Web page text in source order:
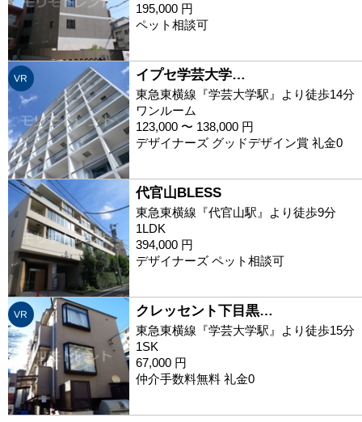
195,000 円
ペット相談可
VR イプセ学芸大学…
東急東横線『学芸大学駅』より徒歩14分
ワンルーム
123,000 〜 138,000 円
デザイナーズ グッドデザイン賞 礼金0
代官山BLESS
東急東横線『代官山駅』より徒歩9分
1LDK
394,000 円
デザイナーズ ペット相談可
VR クレッセント下目黒…
東急東横線『学芸大学駅』より徒歩15分
1SK
67,000 円
仲介手数料無料 礼金0